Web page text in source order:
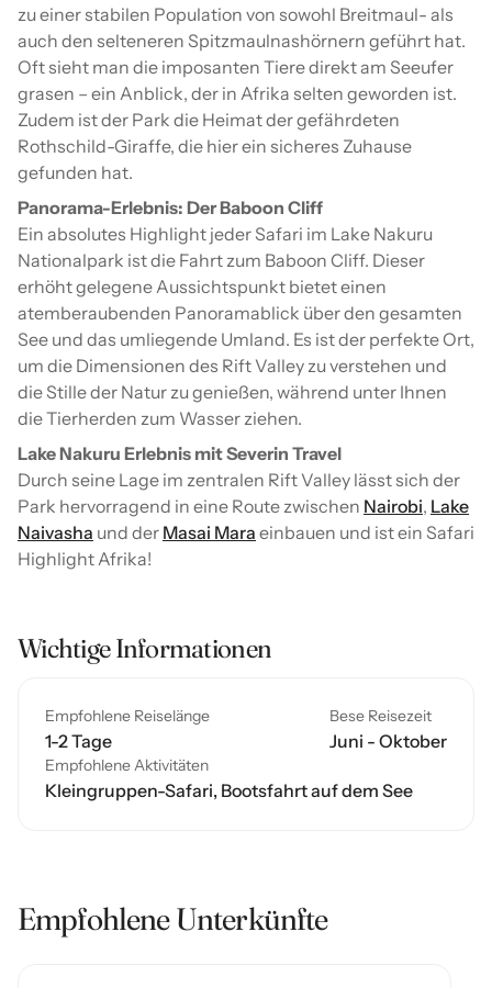
zu einer stabilen Population von sowohl Breitmaul- als
auch den selteneren Spitzmaulnashörnern geführt hat.
Oft sieht man die imposanten Tiere direkt am Seeufer
grasen – ein Anblick, der in Afrika selten geworden ist.
Zudem ist der Park die Heimat der gefährdeten
Rothschild-Giraffe, die hier ein sicheres Zuhause
gefunden hat.
Panorama-Erlebnis: Der Baboon Cliff
Ein absolutes Highlight jeder Safari im Lake Nakuru
Nationalpark ist die Fahrt zum Baboon Cliff. Dieser
erhöht gelegene Aussichtspunkt bietet einen
atemberaubenden Panoramablick über den gesamten
See und das umliegende Umland. Es ist der perfekte Ort,
um die Dimensionen des Rift Valley zu verstehen und
die Stille der Natur zu genießen, während unter Ihnen
die Tierherden zum Wasser ziehen.
Lake Nakuru Erlebnis mit Severin Travel
Durch seine Lage im zentralen Rift Valley lässt sich der
Park hervorragend in eine Route zwischen Nairobi, Lake
Naivasha und der Masai Mara einbauen und ist ein Safari
Highlight Afrika!
Wichtige Informationen
Empfohlene Reiselänge
1-2 Tage
Bese Reisezeit
Juni - Oktober
Empfohlene Aktivitäten
Kleingruppen-Safari, Bootsfahrt auf dem See
Empfohlene Unterkünfte